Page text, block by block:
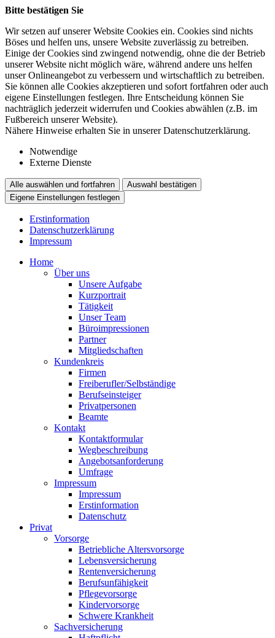
Bitte bestätigen Sie
Wir setzen auf unserer Website Cookies ein. Cookies sind nichts
Böses und helfen uns, unsere Website zuverlässig zu betreiben.
Einige der Cookies sind zwingend notwendig, ohne die der Betrieb
unserer Website nicht möglich wäre, während andere uns helfen
unser Onlineangebot zu verbessern und wirtschaftlich zu betreiben.
Sie können alle Cookies akzeptieren und sofort fortfahren oder auch
eigene Einstellungen festlegen. Ihre Entscheidung können Sie
nachträglich jederzeit widerrufen und Cookies abwählen (z.B. im
Fußbereich unserer Website).
Nähere Hinweise erhalten Sie in unserer Datenschutzerklärung.
Notwendige
Externe Dienste
Alle auswählen und fortfahren
Auswahl bestätigen
Eigene Einstellungen festlegen
Erstinformation
Datenschutzerklärung
Impressum
Home
Über uns
Unsere Aufgabe
Kurzportrait
Tätigkeit
Unser Team
Büroimpressionen
Partner
Mitgliedschaften
Kundenkreis
Firmen
Freiberufler/Selbständige
Berufseinsteiger
Privatpersonen
Beamte
Kontakt
Kontaktformular
Wegbeschreibung
Angebotsanforderung
Umfrage
Impressum
Impressum
Erstinformation
Datenschutz
Privat
Vorsorge
Betriebliche Altersvorsorge
Lebensversicherung
Rentenversicherung
Berufsunfähigkeit
Pflegevorsorge
Kindervorsorge
Schwere Krankheit
Sachversicherung